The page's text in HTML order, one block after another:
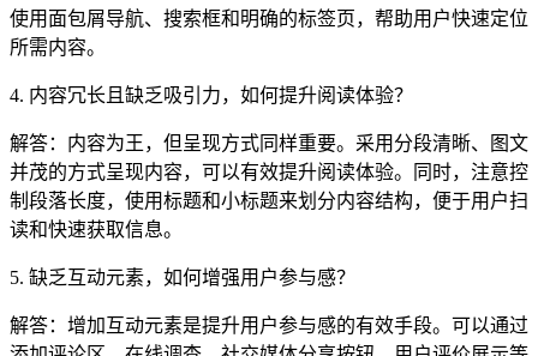
使用面包屑导航、搜索框和明确的标签页，帮助用户快速定位
所需内容。
4. 内容冗长且缺乏吸引力，如何提升阅读体验？
解答：内容为王，但呈现方式同样重要。采用分段清晰、图文
并茂的方式呈现内容，可以有效提升阅读体验。同时，注意控
制段落长度，使用标题和小标题来划分内容结构，便于用户扫
读和快速获取信息。
5. 缺乏互动元素，如何增强用户参与感？
解答：增加互动元素是提升用户参与感的有效手段。可以通过